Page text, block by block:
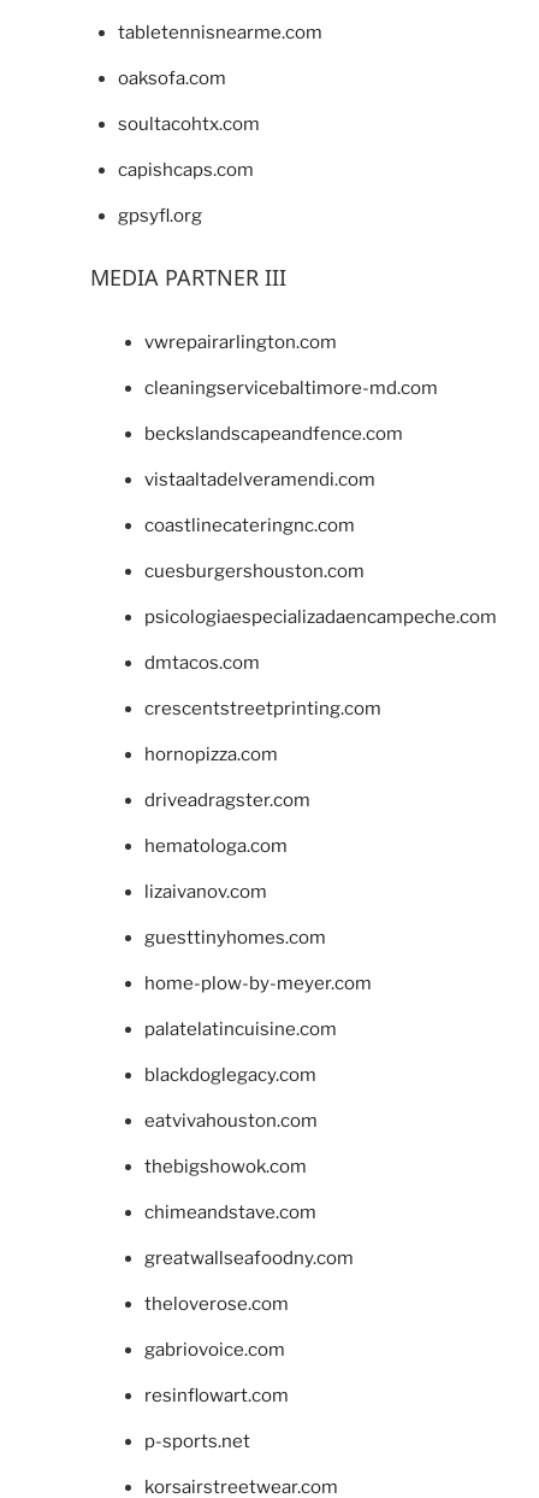
tabletennisnearme.com
oaksofa.com
soultacohtx.com
capishcaps.com
gpsyfl.org
MEDIA PARTNER III
vwrepairarlington.com
cleaningservicebaltimore-md.com
beckslandscapeandfence.com
vistaaltadelveramendi.com
coastlinecateringnc.com
cuesburgershouston.com
psicologiaespecializadaencampeche.com
dmtacos.com
crescentstreetprinting.com
hornopizza.com
driveadragster.com
hematologa.com
lizaivanov.com
guesttinyhomes.com
home-plow-by-meyer.com
palatelatincuisine.com
blackdoglegacy.com
eatvivahouston.com
thebigshowok.com
chimeandstave.com
greatwallseafoodny.com
theloverose.com
gabriovoice.com
resinflowart.com
p-sports.net
korsairstreetwear.com